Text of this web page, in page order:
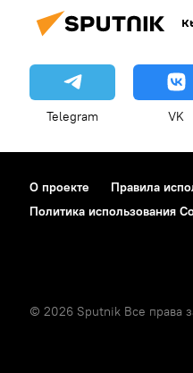
Telegram VK
О проекте Правила
Политика использования
© 2026 Sputnik Все права